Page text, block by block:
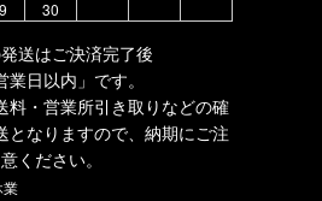
30
送はご決済完了後
業日以内」です。
料・営業所引き取りなどの確
となりますので、納期にご注
意ください。
業